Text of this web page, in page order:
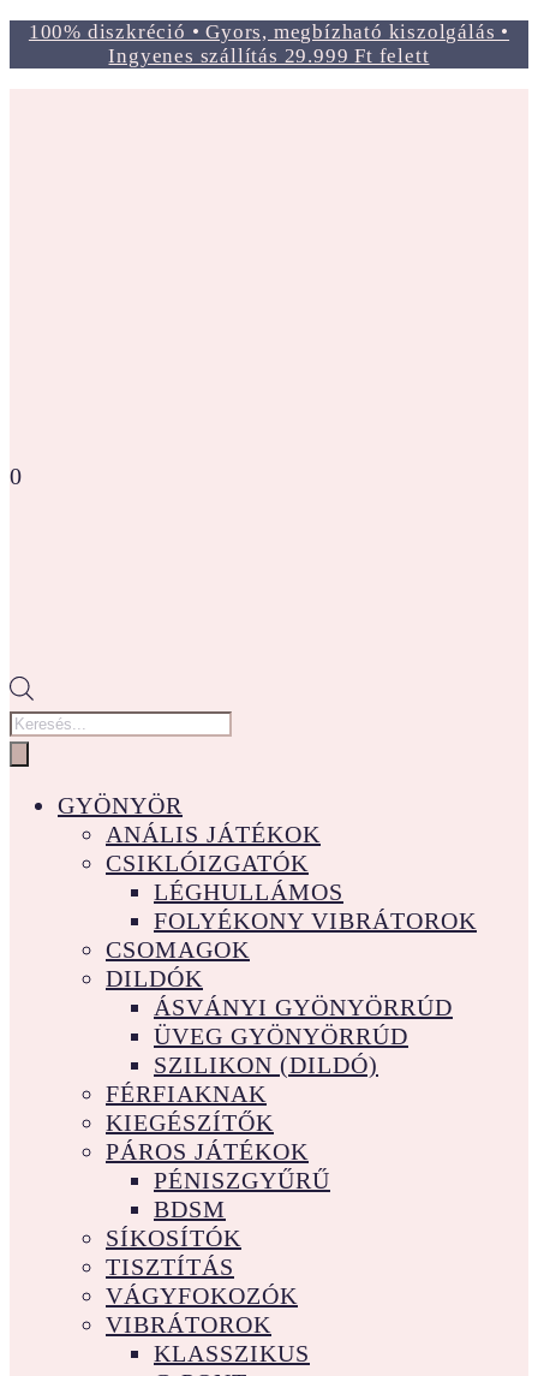
100% diszkréció • Gyors, megbízható kiszolgálás •
Ingyenes szállítás 29.999 Ft felett
0
Products
search
GYÖNYÖR
ANÁLIS JÁTÉKOK
CSIKLÓIZGATÓK
LÉGHULLÁMOS
FOLYÉKONY VIBRÁTOROK
CSOMAGOK
DILDÓK
ÁSVÁNYI GYÖNYÖRRÚD
ÜVEG GYÖNYÖRRÚD
SZILIKON (DILDÓ)
FÉRFIAKNAK
KIEGÉSZÍTŐK
PÁROS JÁTÉKOK
PÉNISZGYŰRŰ
BDSM
SÍKOSÍTÓK
TISZTÍTÁS
VÁGYFOKOZÓK
VIBRÁTOROK
KLASSZIKUS